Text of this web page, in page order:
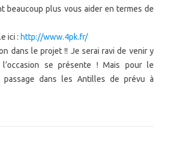
beaucoup plus vous aider en termes de
ici : http://www.4pk.fr/
dans le projet !! Je serai ravi de venir y
se présente ! Mais pour le
passage dans les Antilles de prévu à